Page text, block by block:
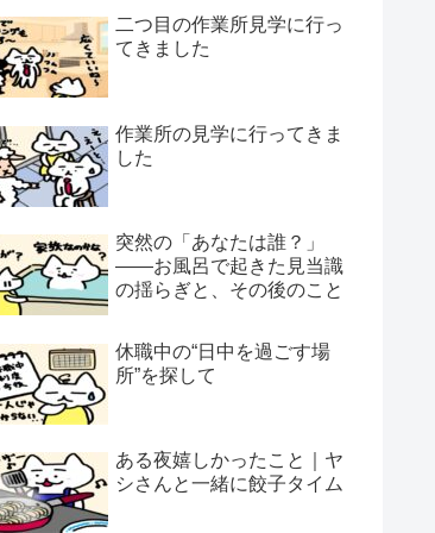
二つ目の作業所見学に行っ
てきました
作業所の見学に行ってきま
した
突然の「あなたは誰？」
——お風呂で起きた見当識
の揺らぎと、その後のこと
休職中の“日中を過ごす場
所”を探して
ある夜嬉しかったこと｜ヤ
シさんと一緒に餃子タイム